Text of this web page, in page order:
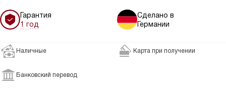
Гарантия
1 год
Сделано в
Германии
Наличные Карта при получении
Банковский перевод